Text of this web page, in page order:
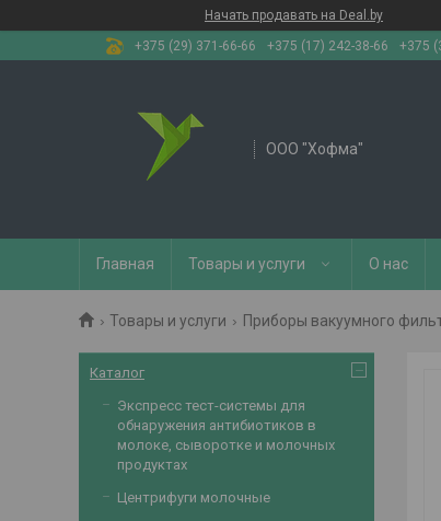
Начать продавать на Deal.by
+375 (29) 371-66-66
+375 (17) 242-38-66 +375
OOO "Хофма"
Главная Товары и услуги О нас
Товары и услуги Приборы вакуумного
Каталог
Экспресс тест-системы для
обнаружения антибиотиков в
молоке, сыворотке и молочных
продуктах
Центрифуги молочные